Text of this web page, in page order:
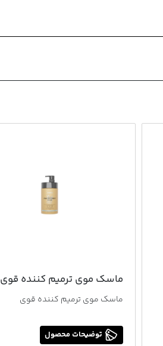
ماسک موی ترمیم کننده قوی
ماسک موی ترمیم کننده قوی
توضیحات محصول